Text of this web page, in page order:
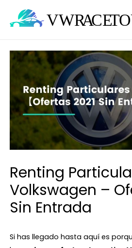
Renting
Volkswagen –
Sin Entrada
Si has llegado hasta aquí es